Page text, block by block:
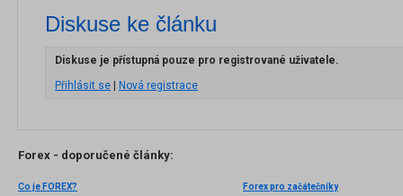
Diskuse ke článku
Diskuse je přístupná pouze pro registrované uživatele.
Přihlásit se | Nová registrace
Forex - doporučené články:
Co je FOREX?
Forex pro začátečníky